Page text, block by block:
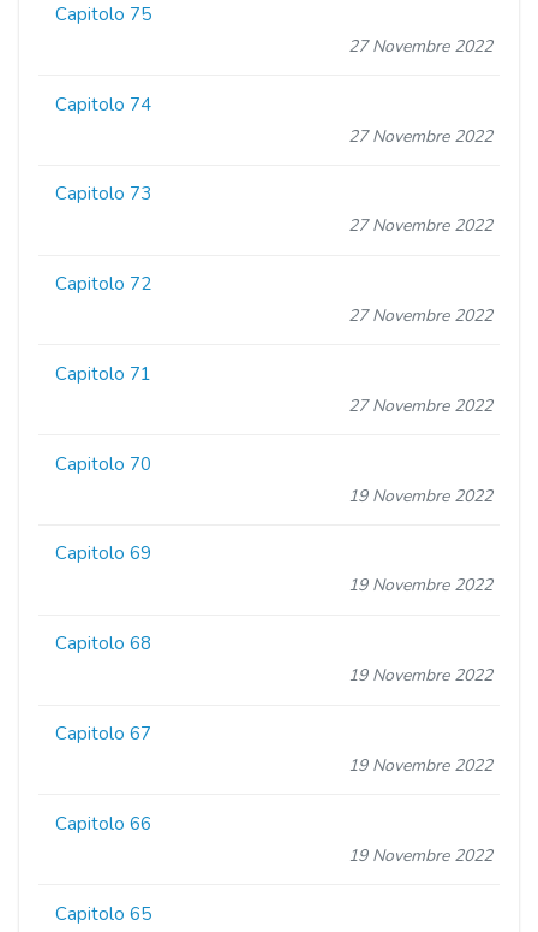
Capitolo 75
27 Novembre 2022
Capitolo 74
27 Novembre 2022
Capitolo 73
27 Novembre 2022
Capitolo 72
27 Novembre 2022
Capitolo 71
27 Novembre 2022
Capitolo 70
19 Novembre 2022
Capitolo 69
19 Novembre 2022
Capitolo 68
19 Novembre 2022
Capitolo 67
19 Novembre 2022
Capitolo 66
19 Novembre 2022
Capitolo 65